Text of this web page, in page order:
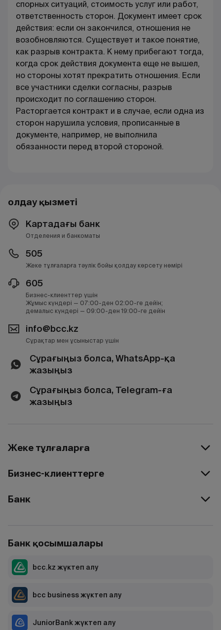
спорных ситуаций, стоимость услуг или работ,
ответственность сторон. Документ имеет срок
действия: если он закончился, отношения не
возобновляются. Существует и такое понятие,
как разрыв контракта. К нему прибегают тогда,
когда срок действия документа еще не вышел,
но стороны хотят прекратить отношения. Если
все участники сделки согласны, разрыв
происходит по соглашению сторон.
Расторгается контракт и в случае, если одна из
сторон нарушила условия, прописанные в
документе, например, не выполнила
обязанности перед второй стороной.
Қолдау қызметі
Картадағы банк
Отделения и банкоматы
505
Жеке тұлғаларға тәулік бойы қолдау көрсету нөмірі
605
Бизнес-клиенттер үшін
Жұмыс күндері — 07:00-ден 02:00-ге дейін;
демалыс күндері — 09:00-ден 19:00-ге дейін
info@bcc.kz
Сұрақтар мен ұсыныстар үшін
Сұрағыңыз болса, WhatsApp-қа
жазыңыз
Сұрағыңыз болса, Telegram-ға
жазыңыз
Жеке тұлғаларға
Бизнес-клиенттерге
Банк
Банк қосымшалары
bcc.kz жүктеп алу
bcc business жүктеп алу
JuniorBank жүктеп алу